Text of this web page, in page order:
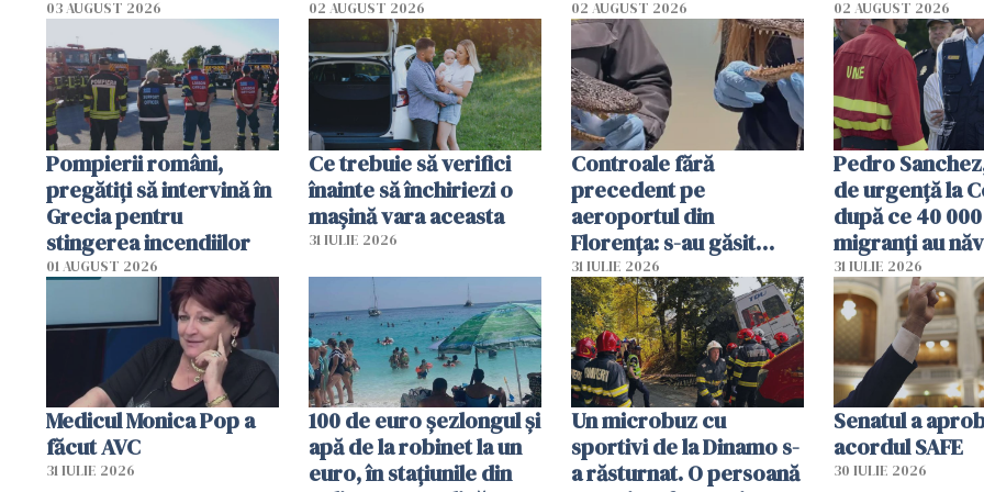
România resimte
efectele, deși a plouat
în iulie
03 AUGUST 2026 02 AUGUST 2026 02 AUGUST 2026 02 AUGUST 2026
Pompierii români,
pregătiţi să intervină în
Grecia pentru
stingerea incendiilor
01 AUGUST 2026
Ce trebuie să verifici
înainte să închiriezi o
mașină vara aceasta
31 IULIE 2026
Controale fără
precedent pe
aeroportul din
Florența: s-au găsit
capete de aligator și o
sumă imensă de bani
31 IULIE 2026
Pedro
de urgență la
după ce 40
migranți au
teritoriul
mobiliza toate
resursele"
31 IULIE 2026
Medicul Monica Pop a
făcut AVC
31 IULIE 2026
100 de euro șezlongul și
apă de la robinet la un
euro, în stațiunile din
Un microbuz cu
sportivi de la Dinamo s-
a răsturnat. O persoană
Senatul a
acordul SAFE
30 IULIE 2026